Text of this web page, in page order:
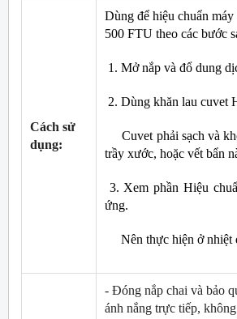
Cách sử
dụng:
Dùng để hiệu chuẩn
500 FTU theo các bước
1. Mở nắp và đổ dung
2. Dùng khăn lau cuvet
Cuvet phải sạch và
trầy xước, hoặc vết bẩn
3. Xem phần Hiệu
ứng.
Nên thực hiện ở nhiệt
- Đóng nắp chai và bảo
ánh nắng trực tiếp,